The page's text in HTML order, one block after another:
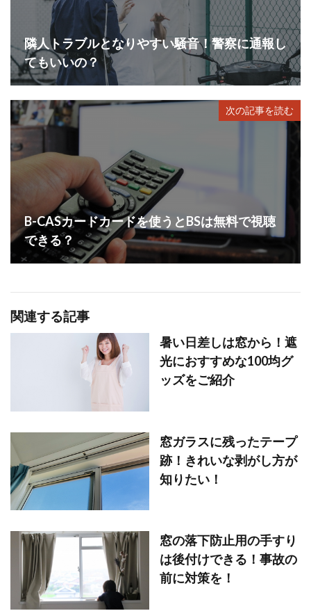
隣人トラブルとなりやすい騒音！警察に通報し
てもいいの？
次の記事を読む
B-CASカードカードを使うとBSは無料で視聴
できる？
関連する記事
暑い日差しは窓から！遮
光におすすめな100均グ
ッズをご紹介
窓ガラスに残ったテープ
跡！きれいな剥がし方が
知りたい！
窓の落下防止用の手すり
は後付けできる！事故の
前に対策を！